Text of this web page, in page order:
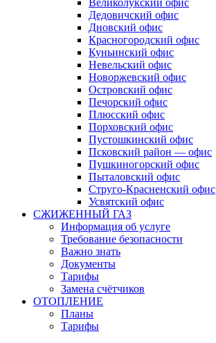
Великолукский офис
Дедовичский офис
Дновский офис
Красногородский офис
Куньинский офис
Невельский офис
Новоржевский офис
Островский офис
Печорский офис
Плюсский офис
Порховский офис
Пустошкинский офис
Псковский район — офис
Пушкиногорский офис
Пыталовский офис
Струго-Красненский офис
Усвятский офис
СЖИЖЕННЫЙ ГАЗ
Информация об услуге
Требование безопасности
Важно знать
Документы
Тарифы
Замена счётчиков
ОТОПЛЕНИЕ
Планы
Тарифы